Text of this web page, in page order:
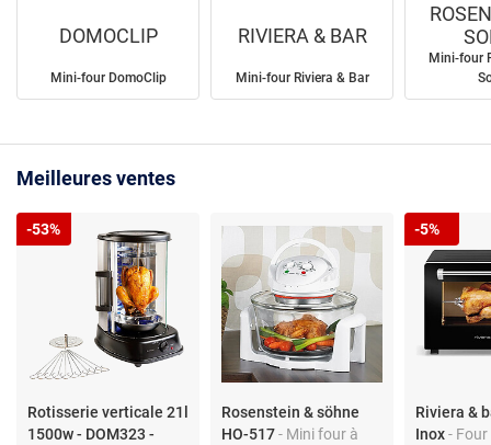
DOMOCLIP
Mini-four DomoClip
RIVIERA & BAR
Mini-four Riviera & Bar
Mini-four
Meilleures ventes
Rotisserie verticale 21l
1500w - DOM323 -
-53%
Rosenstein & söhne
HO-517- Mini four à
Riviera &
Inox-
-5%